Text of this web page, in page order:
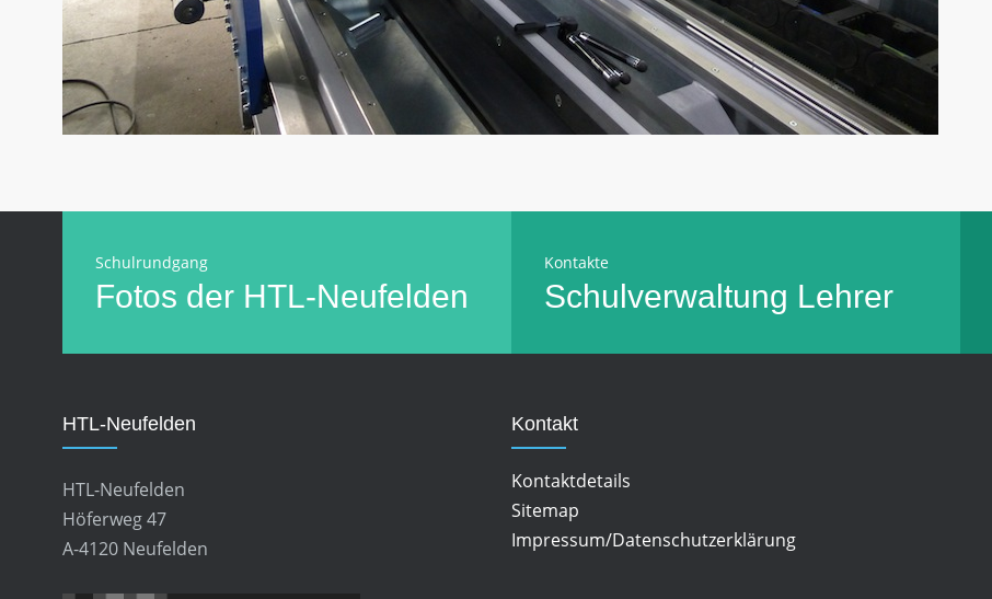
Schulrundgang
Fotos der HTL-Neufelden
Kontakte
Schulverwaltung Lehrer
HTL-Neufelden
HTL-Neufelden
Höferweg 47
A-4120 Neufelden
Kontakt
Kontaktdetails
Sitemap
Impressum/Datenschutzerklärung